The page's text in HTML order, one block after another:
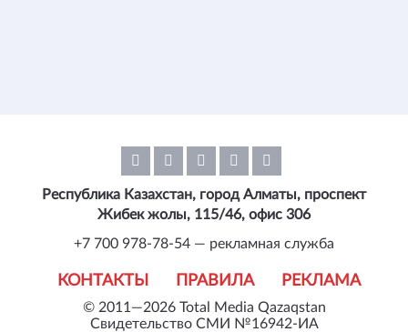
© 2011—2026 Total Media Qazaqstan
Свидетельство СМИ №16942-ИА
КОНТАКТЫ ПРАВИЛА РЕКЛАМА
Республика Казахстан, город Алматы, проспект
Жибек жолы, 115/46, офис 306
+7 700 978-78-54 — рекламная служба